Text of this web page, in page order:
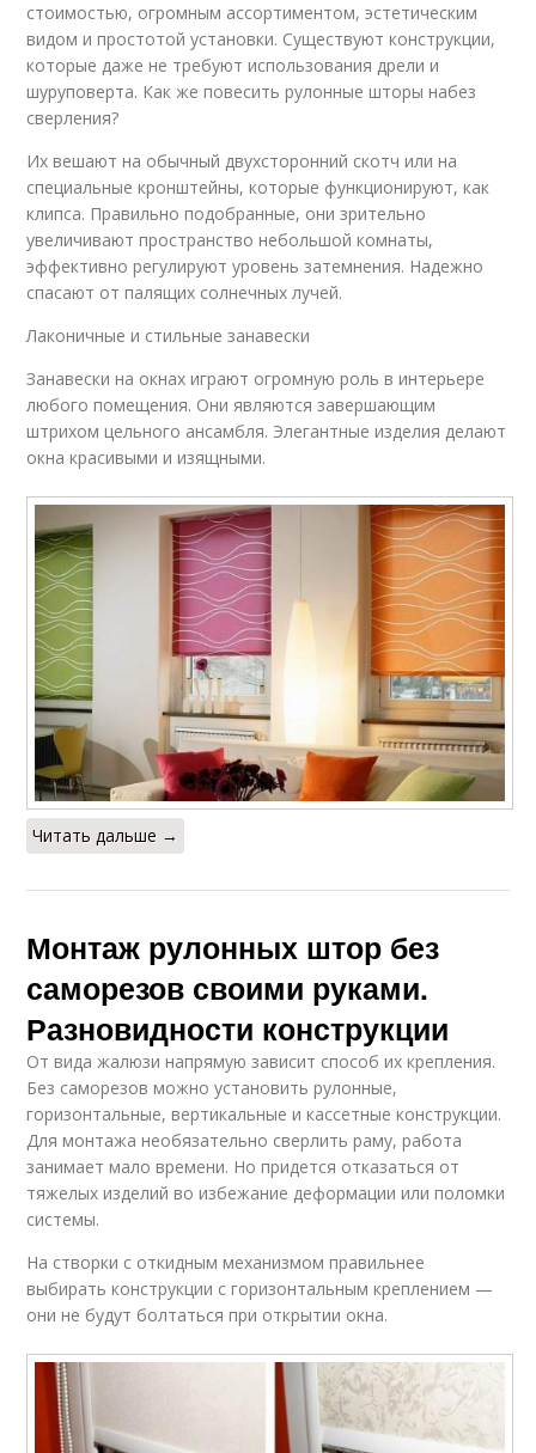
стоимостью, огромным ассортиментом, эстетическим
видом и простотой установки. Существуют конструкции,
которые даже не требуют использования дрели и
шуруповерта. Как же повесить рулонные шторы набез
сверления?
Их вешают на обычный двухсторонний скотч или на
специальные кронштейны, которые функционируют, как
клипса. Правильно подобранные, они зрительно
увеличивают пространство небольшой комнаты,
эффективно регулируют уровень затемнения. Надежно
спасают от палящих солнечных лучей.
Лаконичные и стильные занавески
Занавески на окнах играют огромную роль в интерьере
любого помещения. Они являются завершающим
штрихом цельного ансамбля. Элегантные изделия делают
окна красивыми и изящными.
Читать дальше →
Монтаж рулонных штор без
саморезов своими руками.
Разновидности конструкции
От вида жалюзи напрямую зависит способ их крепления.
Без саморезов можно установить рулонные,
горизонтальные, вертикальные и кассетные конструкции.
Для монтажа необязательно сверлить раму, работа
занимает мало времени. Но придется отказаться от
тяжелых изделий во избежание деформации или поломки
системы.
На створки с откидным механизмом правильнее
выбирать конструкции с горизонтальным креплением —
они не будут болтаться при открытии окна.